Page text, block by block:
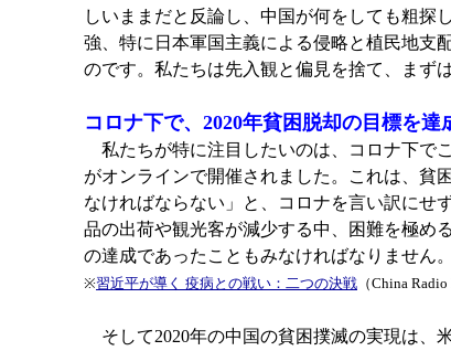
しいままだと反論し、中国が何をしても粗探
強、特に日本軍国主義による侵略と植民地支
のです。私たちは先入観と偏見を捨て、まず
コロナ下で、2020年貧困脱却の目標を達
私たちが特に注目したいのは、コロナ下で
がオンラインで開催されました。これは、貧
なければならない」と、コロナを言い訳にせ
品の出荷や観光客が減少する中、困難を極め
の達成であったこともみなければなりません。
※習近平が導く 疫病との戦い：二つの決戦 （China
そして2020年の中国の貧困撲滅の実現は、